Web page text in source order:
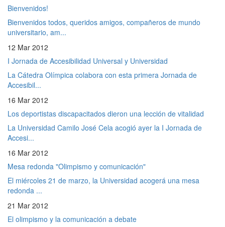
Bienvenidos!
Bienvenidos todos, queridos amigos, compañeros de mundo
universitario, am...
12 Mar 2012
I Jornada de Accesibilidad Universal y Universidad
La Cátedra Olímpica colabora con esta primera Jornada de
Accesibil...
16 Mar 2012
Los deportistas discapacitados dieron una lección de vitalidad
La Universidad Camilo José Cela acogió ayer la I Jornada de
Accesi...
16 Mar 2012
Mesa redonda "Olimpismo y comunicación"
El miércoles 21 de marzo, la Universidad acogerá una mesa
redonda ...
21 Mar 2012
El olimpismo y la comunicación a debate